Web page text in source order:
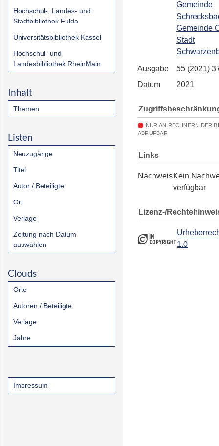
Hochschul-, Landes- und
Stadtbibliothek Fulda
Universitätsbibliothek Kassel
Hochschul- und
Landesbibliothek RheinMain
Inhalt
Themen
Listen
Neuzugänge
Titel
Autor / Beteiligte
Ort
Verlage
Zeitung nach Datum
auswählen
Clouds
Orte
Autoren / Beteiligte
Verlage
Jahre
Impressum
Gemeinde
Gemeinde
Stadt
Ausgabe
55 (2021)
Datum
2021
NUR AN RECHNERN DER
ABRUFBAR
Links
NachweisKein
verfügbar
Lizenz-/
1.0